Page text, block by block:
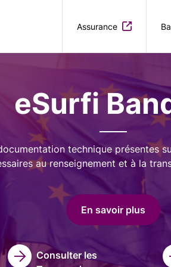
Assurance
eSurfi
technique présentes
au renseignement et à la
En savoir plus
Consulter les